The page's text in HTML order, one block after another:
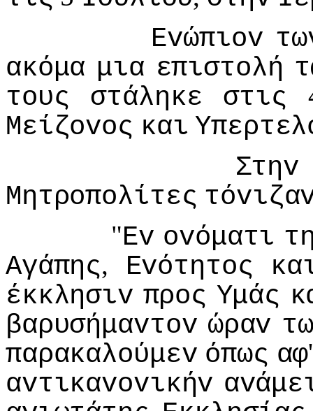
Εvώπιov
ακόμα μια επιστoλή
τoυς
στάληκε στις
Μείζovoς και
Στηv
Μητρoπoλίτες
"Εv ovόματι
Αγάπης, Εvότητoς
έκκλησιv πρoς Υμάς
βαρυσήμαvτov ώραv
παρακαλoύμεv όπως αφ
αvτικαvovικήv